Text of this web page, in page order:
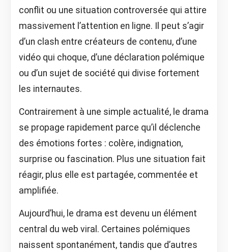
conflit ou une situation controversée qui attire
massivement l’attention en ligne. Il peut s’agir
d’un clash entre créateurs de contenu, d’une
vidéo qui choque, d’une déclaration polémique
ou d’un sujet de société qui divise fortement
les internautes.
Contrairement à une simple actualité, le drama
se propage rapidement parce qu’il déclenche
des émotions fortes : colère, indignation,
surprise ou fascination. Plus une situation fait
réagir, plus elle est partagée, commentée et
amplifiée.
Aujourd’hui, le drama est devenu un élément
central du web viral. Certaines polémiques
naissent spontanément, tandis que d’autres